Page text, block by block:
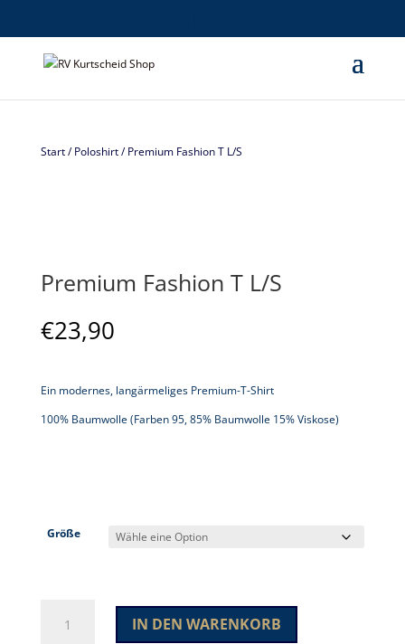
Start/Poloshirt/ Premium Fashion T L/S
Premium Fashion T L/S
€23,90
Ein modernes, langärmeliges Premium-T-Shirt
100% Baumwolle (Farben 95, 85% Baumwolle 15% Viskose)
Größe
Fashion
IN DEN WARENKORB